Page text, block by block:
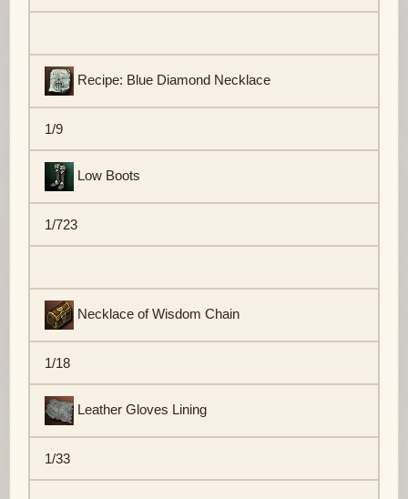
Recipe: Blue Diamond Necklace
1/9
Low Boots
1/723
Necklace of Wisdom Chain
1/18
Leather Gloves Lining
1/33